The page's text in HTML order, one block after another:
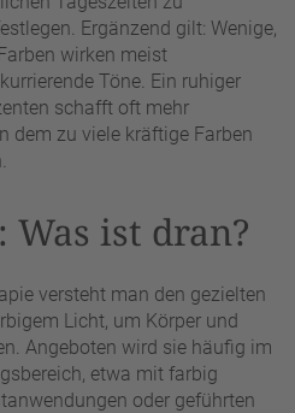
Ergänzend gilt: Wenige,
wirken meist
Töne. Ein ruhiger
schafft oft mehr
dem zu viele kräftige Farben
ist dran?
versteht man den gezielten
Licht, um Körper und
Angeboten wird sie häufig im
etwa mit farbig
oder geführten